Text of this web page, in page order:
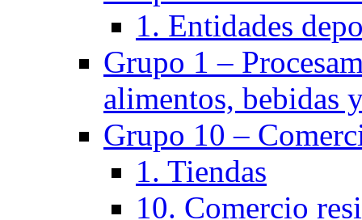
1. Entidades
Grupo 1 –
alimentos, bebidas
Grupo 10 –
1. Tiendas
10. Comercio